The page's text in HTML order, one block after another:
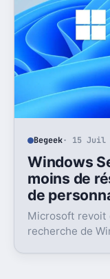
Begeek· 15 Juil
Windows
moins de
de
Microsoft revoit
recherche de